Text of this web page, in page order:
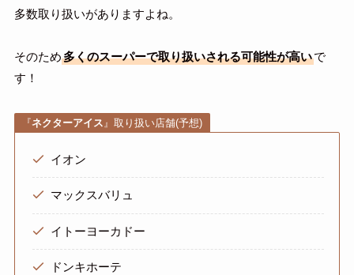
多数取り扱いがありますよね。
そのため多くのスーパーで取り扱いされる可能性が高いで
す！
『ネクターアイス 』取り扱い店舗(予想)
イオン
マックスバリュ
イトーヨーカドー
ドンキホーテ